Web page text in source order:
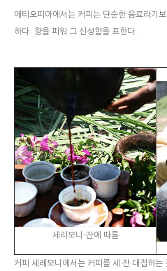
에티오피아에서는 커피는 단순한 음료라기
하다. 향을 피워 그 신성함을 표한다.
세리모니-잔에 따름
커피 세레모니에서는 커피를 세 잔 대접하